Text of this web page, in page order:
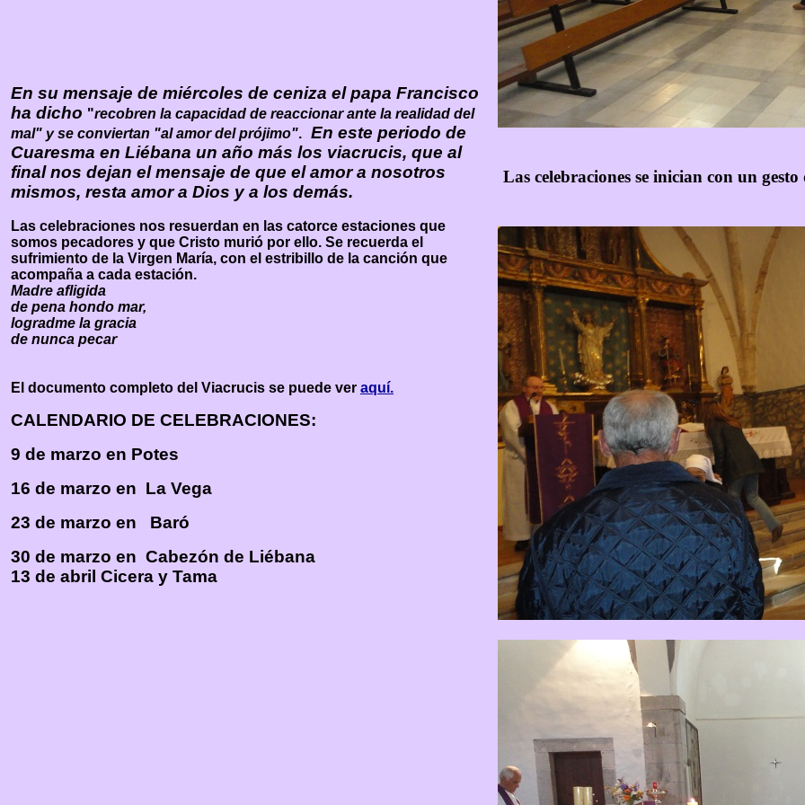
En su mensaje de miércoles de ceniza el papa Francisco
ha dicho "recobren la capacidad de reaccionar ante la realidad del
mal" y se conviertan "al amor del prójimo". En este periodo de
Cuaresma en Liébana un año más los viacrucis, que al
final nos dejan el mensaje de que el amor a nosotros
mismos, resta amor a Dios y a los demás.
Las celebraciones nos resuerdan en las catorce estaciones que
somos pecadores y que Cristo murió por ello. Se recuerda el
sufrimiento de la Virgen María, con el estribillo de la canción que
acompaña a cada estación.
Madre afligida
de pena hondo mar,
logradme la gracia
de nunca pecar
El documento completo del Viacrucis se puede ver aquí.
CALENDARIO DE CELEBRACIONES:
9 de marzo en Potes
16 de marzo en La Vega
23 de marzo en Baró
30 de marzo en Cabezón de Liébana
13 de abril Cicera y Tama
Las celebraciones se inician con un